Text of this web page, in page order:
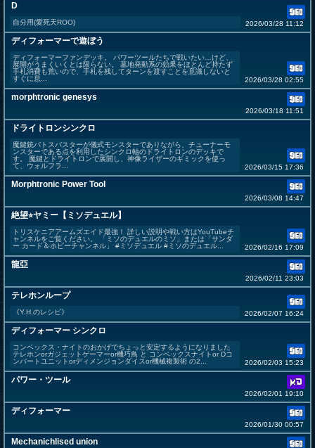
D
自分用(愛死天ROO) 2026/03/28 11:12
ディフォーマーで遊ぼう
ディフォーマーファンデッキ。 パワーツールたちで戦いたい…けど、
展開がうまくいくとは限らない。 墓地発動系の効果をほとんど持たず
手札消費も荒いので、手札を残してターンを渡すことを意識しないと
すぐに息...
2026/03/28 02:55
morphtronic genesys
2026/03/18 11:51
ドライトロンシンクロ
魔鍵銃バトスバスターが儀式モンスターでありながら、チューナーモ
ンスターである点を利用したシンクロ軸のドライトロンのデッキで
す。 魔鍵とドライトロンで展開し、神像ライザーのギミックを使っ
て、ウォルフラ...
2026/03/15 17:36
Morphtronic Power Tool
2026/03/08 14:47
絶望⭐︎ヤミー【ミソデュエル】
トリスケニアアームズエイド最強！ 詳しい説明や戦い方はYouTubeチ
ャンネルをご覧ください。 「ミソのデュエルのミソ」または「サンダ
ー カード＆ホビーチャンネル」 #ミソデュエル #ミソのデュエル...
2026/02/16 17:09
龍亞
2026/02/11 23:03
テレホンループ
《Y.H.のレシピ》 2026/02/07 16:24
ディフォーマー シンクロ
コンベックス・ナイトのおかげでちょっと安定するようになりました
テレホンorガジェットゲーマーor機巧鳥 と コンベックスナイトor Dコ
ンバートユニットorディメンジョンダイスor機械複製術 の2...
2026/02/03 15:23
パワー・ツール
2026/02/01 19:10
ディフォーマー
2026/01/30 00:57
Mechanichlised union